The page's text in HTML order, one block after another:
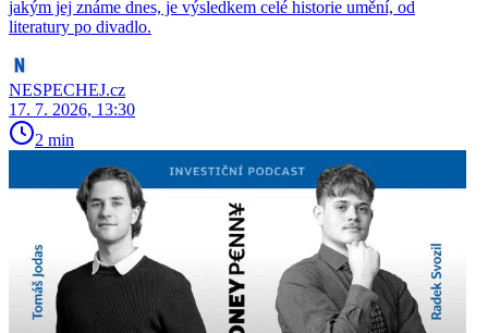
jakým jej známe dnes, je výsledkem celé historie umění, od
literatury po divadlo.
NESPECHEJ.cz
17. 7. 2026, 13:30
2 min